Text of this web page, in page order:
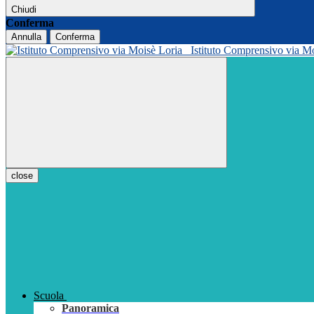
Chiudi
Conferma
Annulla Conferma
Istituto Comprensivo via
close
Scuola
Panoramica